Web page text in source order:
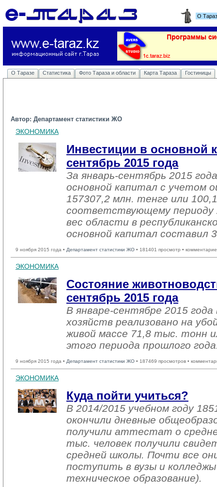
О
О Таразе Статистика Фото Тараза и области Карта Тараза Гостиницы
Автор: Департамент статистики ЖО
ЭКОНОМИКА
Инвестиции в основной
сентябрь 2015 года
За январь-сентябрь 2015
основной капитал с учетом
157307,2 млн. тенге или
соответствующему периоду
вес области в
основной капитал составил
9 ноября 2015 года • Департамент статистики ЖО • 181401 просмотр •
ЭКОНОМИКА
Состояние
сентябрь 2015 года
В январе-сентябре 2015 года
хозяйств реализовано на
живой массе 71,8 тыс. тонн
этого периода прошлого
9 ноября 2015 года • Департамент статистики ЖО • 187469 просмотров •
ЭКОНОМИКА
Куда пойти учиться?
В 2014/2015 учебном году
окончили дневные
получили аттестат о
тыс. человек получили
средней школы. Почти все
поступить в вузы и
техническое образование).